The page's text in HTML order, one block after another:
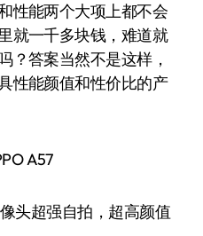
性能两个大项上都不会
就一千多块钱，难道就
？答案当然不是这样，
性能颜值和性价比的产
A57
头超强自拍，超高颜值